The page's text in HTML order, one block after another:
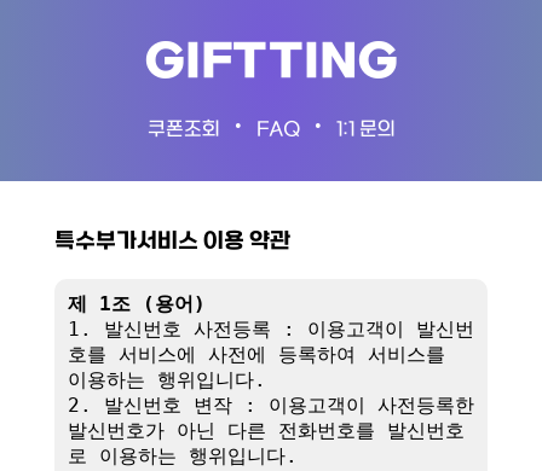
GIFTTING
쿠폰조회 • FAQ • 1:1 문의
특수부가서비스 이용 약관
제 1조 (용어)
1. 발신번호 사전등록 : 이용고객이 발신번
호를 서비스에 사전에 등록하여 서비스를
이용하는 행위입니다.
2. 발신번호 변작 : 이용고객이 사전등록한
발신번호가 아닌 다른 전화번호를 발신번호
로 이용하는 행위입니다.